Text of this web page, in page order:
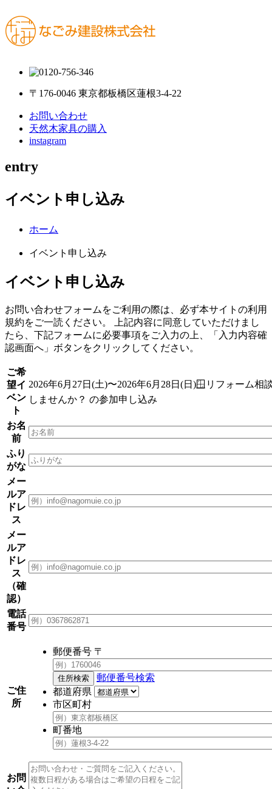
〒176-0046 東京都板橋区蓮根3-4-22
お問い合わせ
天然木家具の購入
instagram
entry
イベント申し込み
ホーム
イベント申し込み
イベント申し込み
お問い合わせフォームをご利用の際は、必ず本サイトの利用
規約をご一読ください。 上記内容に同意していただけまし
たら、下記フォームに必要事項をご入力の上、「入力内容確
認画面へ」ボタンをクリックしてください。
ご希
望イ
ベン
ト
2026年6月27日(土)〜2026年6月28日(日)🪟リフォーム
しませんか？ の参加申し込み
お名
前
ふり
がな
メー
ルア
ドレ
ス
メー
ルア
ドレ
ス
（確
認）
電話
番号
ご住
所
郵便番号 〒
郵便番号検索
都道府県
市区町村
町番地
お問